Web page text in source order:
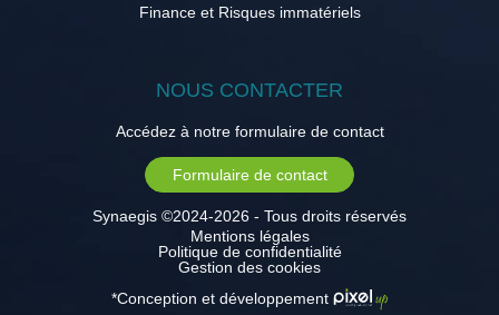
Finance et Risques immatériels
NOUS CONTACTER
Accédez à notre formulaire de contact
Formulaire de contact
Synaegis ©2024-2026 - Tous droits réservés
Mentions légales
Politique de confidentialité
Gestion des cookies
*Conception et développement